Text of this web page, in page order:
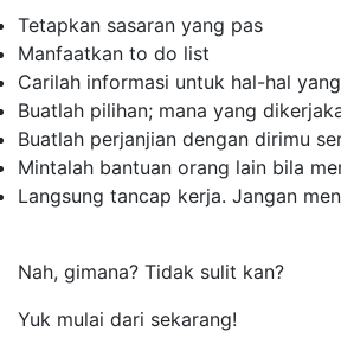
Tetapkan sasaran yang pas
Manfaatkan to do list
Carilah informasi untuk hal-hal
Buatlah pilihan; mana yang
Buatlah perjanjian dengan dirimu
Mintalah bantuan orang lain bila
Langsung tancap kerja. Jangan
Nah, gimana? Tidak sulit kan?
Yuk mulai dari sekarang!